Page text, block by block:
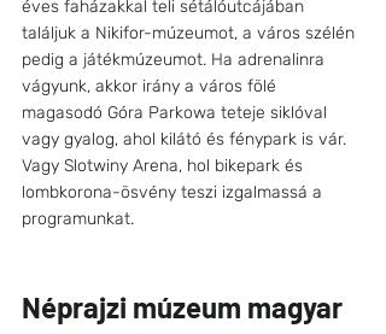
éves faházakkal teli sétálóutcájában
találjuk a Nikifor-múzeumot, a város szélén
pedig a játékmúzeumot. Ha adrenalinra
vágyunk, akkor irány a város fölé
magasodó Góra Parkowa teteje siklóval
vagy gyalog, ahol kilátó és fénypark is vár.
Vagy Slotwiny Arena, hol bikepark és
lombkorona-ösvény teszi izgalmassá a
programunkat.
Néprajzi múzeum magyar